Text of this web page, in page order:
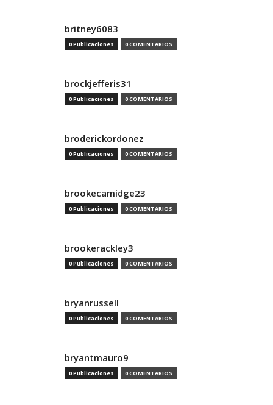
britney6083
0 Publicaciones 0 COMENTARIOS
brockjefferis31
0 Publicaciones 0 COMENTARIOS
broderickordonez
0 Publicaciones 0 COMENTARIOS
brookecamidge23
0 Publicaciones 0 COMENTARIOS
brookerackley3
0 Publicaciones 0 COMENTARIOS
bryanrussell
0 Publicaciones 0 COMENTARIOS
bryantmauro9
0 Publicaciones 0 COMENTARIOS